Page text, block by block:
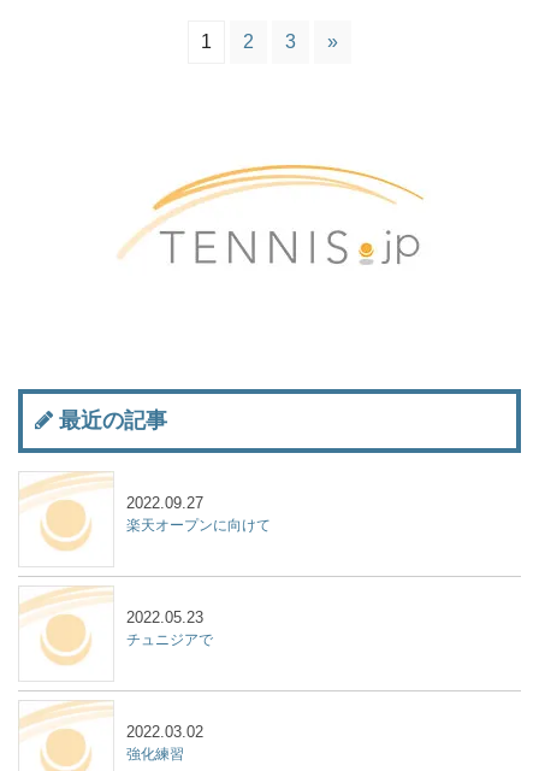
1 2 3 »
最近の記事
楽天オープンに向けて
2022.09.27
チュニジアで
2022.05.23
強化練習
2022.03.02